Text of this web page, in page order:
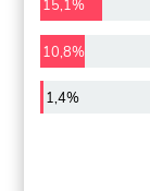
15,1%
10,8%
1,4%